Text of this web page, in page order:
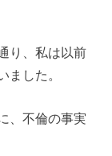
り、私は以前
ました。
、不倫の事実